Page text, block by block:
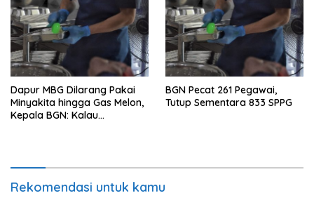
Dapur MBG Dilarang Pakai
Minyakita hingga Gas Melon,
Kepala BGN: Kalau
BGN Pecat 261 Pegawai,
Tutup Sementara 833 SPPG
Rekomendasi untuk kamu